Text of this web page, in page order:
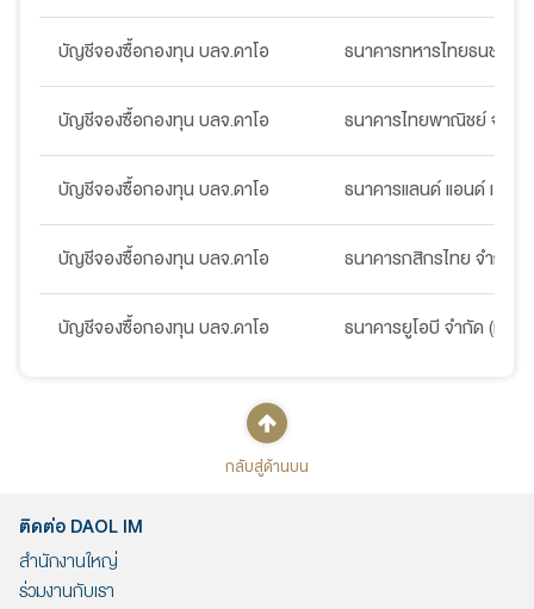
บัญชีจองซื้อกองทุน บลจ.ดาโอ ธนาคารทหารไทยธนชาต
บัญชีจองซื้อกองทุน บลจ.ดาโอ ธนาคารไทยพาณิชย์ จำกั
บัญชีจองซื้อกองทุน บลจ.ดาโอ ธนาคารแลนด์ แอนด์ เฮ้าส์
บัญชีจองซื้อกองทุน บลจ.ดาโอ ธนาคารกสิกรไทย จำกัด (
บัญชีจองซื้อกองทุน บลจ.ดาโอ ธนาคารยูโอบี จำกัด (มหา
กลับสู่ด้านบน
ติดต่อ DAOL IM
สำนักงานใหญ่
ร่วมงานกับเรา